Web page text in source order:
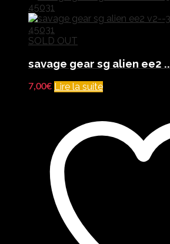
SOLD OUT
savage gear sg alien ee2 ..
7,00€ Lire la suite